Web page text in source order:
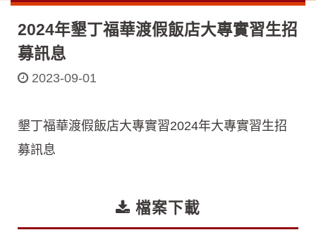
2024年墾丁福華渡假飯店大專實習生招
募訊息
2023-09-01
墾丁福華渡假飯店大專實習2024年大專實習生招
募訊息
檔案下載